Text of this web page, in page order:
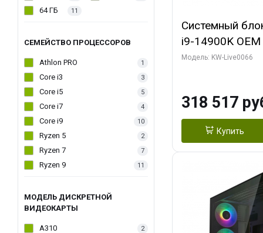
64 ГБ 11
СЕМЕЙСТВО ПРОЦЕССОРОВ
Athlon PRO 1
Core i3 3
Core i5 5
Core i7 4
Core i9 10
Ryzen 5 2
Ryzen 7 7
Ryzen 9 11
МОДЕЛЬ ДИСКРЕТНОЙ
ВИДЕОКАРТЫ
A310 2
Системный
i9-14900K
7, C24 16EC/
GDDR7 256bit/
Модель: KW-Live0066
318 517
Купить